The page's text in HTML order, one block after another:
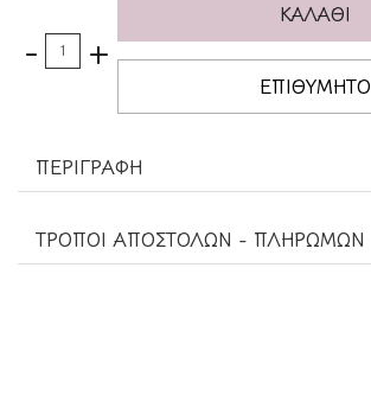
- +
ΚΑΛΑΘΙ
ΕΠΙΘΥΜΗΤΟ
ΠΕΡΙΓΡΑΦΗ
TΡΟΠΟΙ ΑΠΟΣΤΟΛΩΝ - ΠΛΗΡΩΜΩΝ